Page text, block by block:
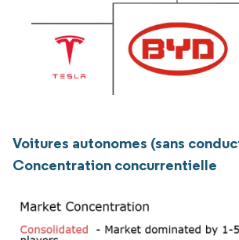
Voitures autonomes (sans
Concentration concurrentielle